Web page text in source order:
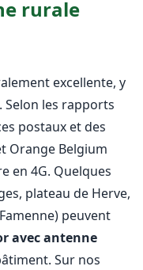
rurale
excellente, y
Selon les rapports
postaux et des
Orange Belgium
en 4G. Quelques
plateau de Herve,
peuvent
avec antenne
Sur nos